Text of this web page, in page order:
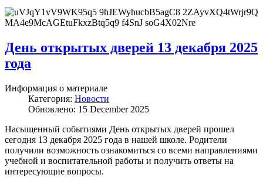
День открытых дверей 13 декабря 2025
года
Информация о материале
Категория: Новости
Обновлено: 15 December 2025
Насыщенный событиями День открытых дверей прошел
сегодня 13 декабря 2025 года в нашей школе. Родители
получили возможность ознакомиться со всеми направлениями
учебной и воспитательной работы и получить ответы на
интересующие вопросы.